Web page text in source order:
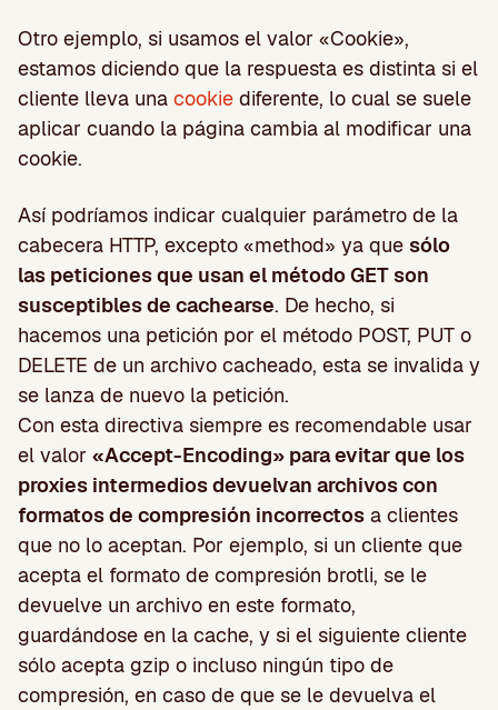
Otro ejemplo, si usamos el valor «Cookie»,
estamos diciendo que la respuesta es distinta si el
cliente lleva una cookie diferente, lo cual se suele
aplicar cuando la página cambia al modificar una
cookie.
Así podríamos indicar cualquier parámetro de la
cabecera HTTP, excepto «method» ya que sólo
las peticiones que usan el método GET son
susceptibles de cachearse. De hecho, si
hacemos una petición por el método POST, PUT o
DELETE de un archivo cacheado, esta se invalida y
se lanza de nuevo la petición.
Con esta directiva siempre es recomendable usar
el valor «Accept-Encoding» para evitar que los
proxies intermedios devuelvan archivos con
formatos de compresión incorrectos a clientes
que no lo aceptan. Por ejemplo, si un cliente que
acepta el formato de compresión brotli, se le
devuelve un archivo en este formato,
guardándose en la cache, y si el siguiente cliente
sólo acepta gzip o incluso ningún tipo de
compresión, en caso de que se le devuelva el